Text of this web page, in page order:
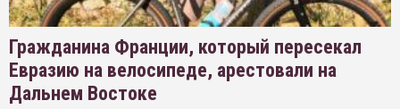
Гражданина Франции, который пересекал
Евразию на велосипеде, арестовали на
Дальнем Востоке